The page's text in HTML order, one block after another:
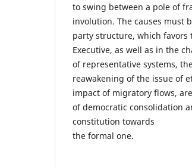
to swing between a pole of
involution. The causes must
party structure, which
Executive, as well as in the
of representative systems,
reawakening of the issue of
impact of migratory flows,
of democratic consolidation
constitution towards
the formal one.